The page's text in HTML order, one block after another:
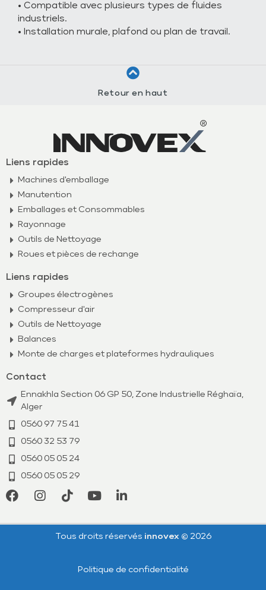
• Compatible avec plusieurs types de fluides
industriels.
• Installation murale, plafond ou plan de travail.
Retour en haut
Liens rapides
Machines d'emballage
Manutention
Emballages et Consommables
Rayonnage
Outils de Nettoyage
Roues et pièces de rechange
Liens rapides
Groupes électrogènes
Compresseur d'air
Outils de Nettoyage
Balances
Monte de charges et plateformes hydrauliques
Contact
Ennakhla Section 06 GP 50, Zone Industrielle Réghaïa,
Alger
0560 97 75 41
0560 32 53 79​
0560 05 05 24
0560 05 05 29
Tous droits réservés innovex © 2026
Politique de confidentialité